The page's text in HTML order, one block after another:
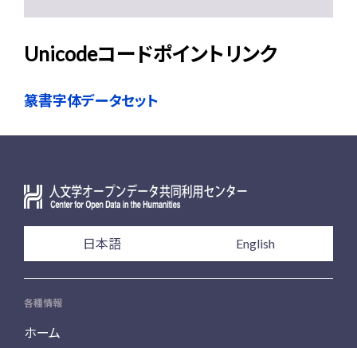
Unicodeコードポイントリンク
篆書字体データセット
日本語 English
各種情報
ホーム